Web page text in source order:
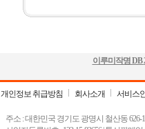
이루미작명 DB
개인정보 취급방침 회사소개 서비스
주소 : 대한민국 경기도 광명시 철산동 626-1